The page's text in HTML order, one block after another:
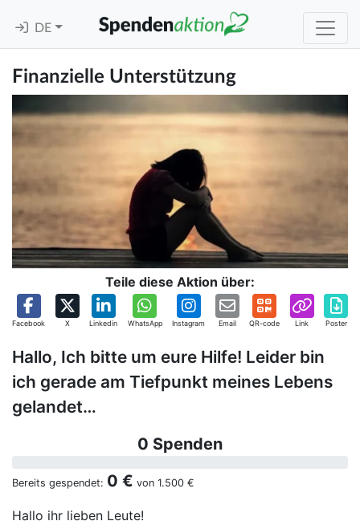
DE
Finanzielle Unterstützung
Teile diese Aktion über:
Facebook X Linkedin WhatsApp Instagram Email QR-code Link Poster
Hallo, Ich bitte um eure Hilfe! Leider bin
ich gerade am Tiefpunkt meines Lebens
gelandet…
0 Spenden
Bereits gespendet: 0 € von 1.500 €
Hallo ihr lieben Leute!